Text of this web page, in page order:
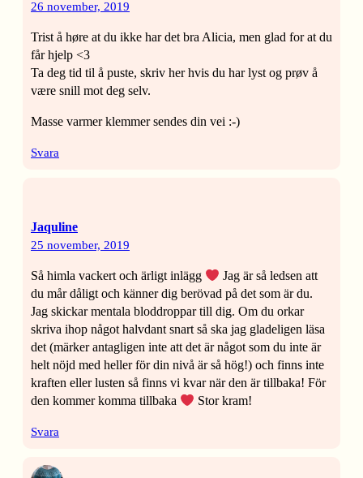
26 november, 2019
Trist å høre at du ikke har det bra Alicia, men glad for at du
får hjelp <3
Ta deg tid til å puste, skriv her hvis du har lyst og prøv å
være snill mot deg selv.
Masse varmer klemmer sendes din vei :-)
Svara
Jaquline
25 november, 2019
Så himla vackert och ärligt inlägg
Jag är så ledsen att
du mår dåligt och känner dig berövad på det som är du.
Jag skickar mentala bloddroppar till dig. Om du orkar
skriva ihop något halvdant snart så ska jag gladeligen läsa
det (märker antagligen inte att det är något som du inte är
helt nöjd med heller för din nivå är så hög!) och finns inte
kraften eller lusten så finns vi kvar när den är tillbaka! För
den kommer komma tillbaka
Stor kram!
Svara